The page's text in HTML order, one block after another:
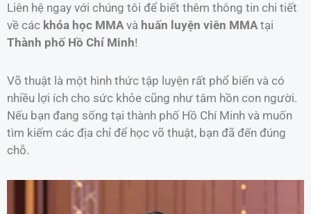
Liên hệ ngay với chúng tôi để biết thêm thông tin chi tiết
về các khóa học MMAvà huấn luyện viên MMAtại
Thành phố Hồ Chí Minh!
Võ thuật là một hình thức tập luyện rất phổ biến và có
nhiều lợi ích cho sức khỏe cũng như tâm hồn con người.
Nếu bạn đang sống tại thành phố Hồ Chí Minh và muốn
tìm kiếm các địa chỉ để học võ thuật, bạn đã đến đúng
chỗ.